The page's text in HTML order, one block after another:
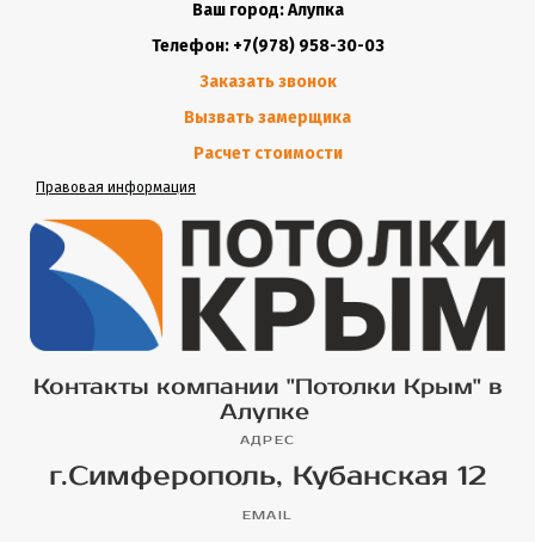
Ваш город: Алупка
Телефон: +7(978) 958-30-03
Заказать звонок
Вызвать замерщика
Расчет стоимости
Правовая информация
Контакты компании "Потолки Крым" в
Алупке
АДРЕС
г.Симферополь, Кубанская 12
EMAIL